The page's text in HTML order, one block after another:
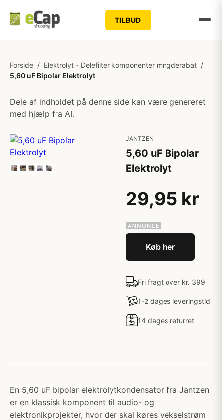
TILBUD
Forside / Elektrolyt - Delefilter komponenter mngderabat /
5,60 uF Bipolar Elektrolyt
Dele af indholdet på denne side kan være genereret
med hjælp fra AI.
JANTZEN
5,60 uF Bipolar
Elektrolyt
29,95 kr
Køb her
Fri fragt over kr. 399
1-2 dages leveringstid
14 dages returret
En 5,60 uF bipolar elektrolytkondensator fra Jantzen
er en klassisk komponent til audio- og
elektronikprojekter, hvor der skal køres vekselstrøm